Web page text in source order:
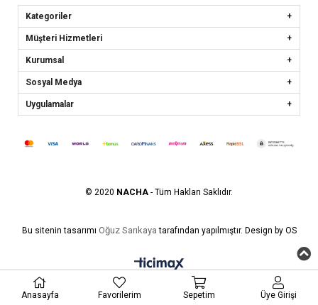
Kategoriler
Müşteri Hizmetleri
Kurumsal
Sosyal Medya
Uygulamalar
© 2020 NACHA - Tüm Hakları Saklıdır.
Bu sitenin tasarımı Oğuz Sarıkaya tarafından yapılmıştır. Design by OS
Anasayfa Favorilerim Sepetim Üye Girişi